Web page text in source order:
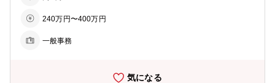
会の調整 ■安全性等を審議する専門委員会(IRB)への対応支援 ■その他
導入研修（OJT含む）として約2週間の充実した研修があります。専
240万円〜400万円
一般事務
気になる